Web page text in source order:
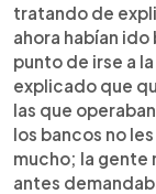
tratando de
ahora habían
punto de irse a
explicado que
las que
los bancos no
mucho; la gente
antes